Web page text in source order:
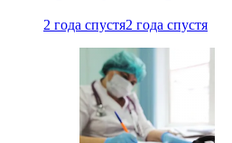
2 года спустя2 года спустя